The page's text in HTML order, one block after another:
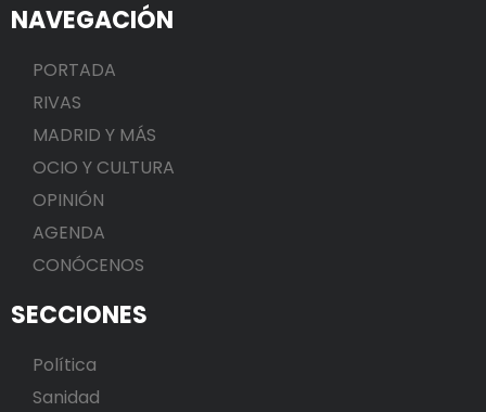
NAVEGACIÓN
PORTADA
RIVAS
MADRID Y MÁS
OCIO Y CULTURA
OPINIÓN
AGENDA
CONÓCENOS
SECCIONES
Política
Sanidad